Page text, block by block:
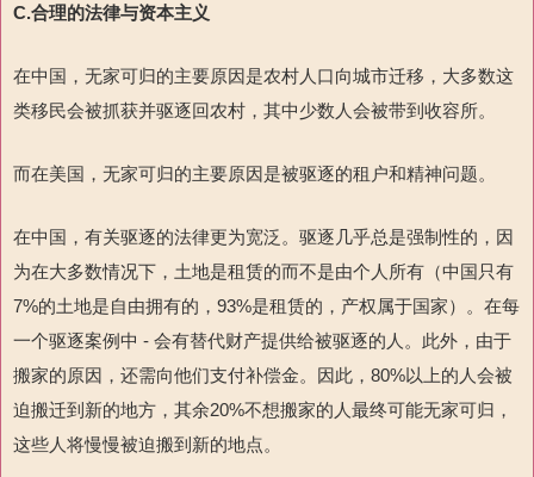
C.合理的法律与资本主义
在中国，无家可归的主要原因是农村人口向城市迁移，大多数这
类移民会被抓获并驱逐回农村，其中少数人会被带到收容所。
而在美国，无家可归的主要原因是被驱逐的租户和精神问题。
在中国，有关驱逐的法律更为宽泛。驱逐几乎总是强制性的，因
为在大多数情况下，土地是租赁的而不是由个人所有（中国只有
7%的土地是自由拥有的，93%是租赁的，产权属于国家）。在每
一个驱逐案例中 - 会有替代财产提供给被驱逐的人。此外，由于
搬家的原因，还需向他们支付补偿金。因此，80%以上的人会被
迫搬迁到新的地方，其余20%不想搬家的人最终可能无家可归，
这些人将慢慢被迫搬到新的地点。